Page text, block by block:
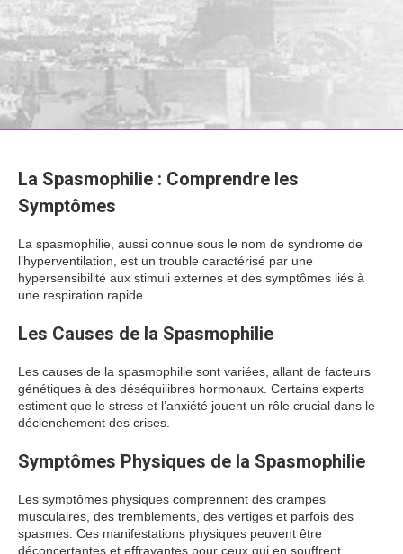
La Spasmophilie : Comprendre les
Symptômes
La spasmophilie, aussi connue sous le nom de syndrome de
l’hyperventilation, est un trouble caractérisé par une
hypersensibilité aux stimuli externes et des symptômes liés à
une respiration rapide.
Les Causes de la Spasmophilie
Les causes de la spasmophilie sont variées, allant de facteurs
génétiques à des déséquilibres hormonaux. Certains experts
estiment que le stress et l’anxiété jouent un rôle crucial dans le
déclenchement des crises.
Symptômes Physiques de la Spasmophilie
Les symptômes physiques comprennent des crampes
musculaires, des tremblements, des vertiges et parfois des
spasmes. Ces manifestations physiques peuvent être
déconcertantes et effrayantes pour ceux qui en souffrent.